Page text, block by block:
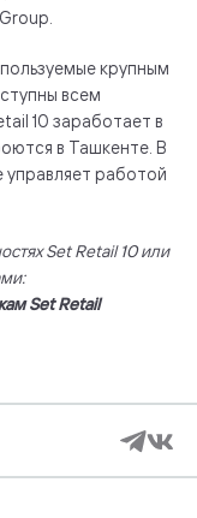
крупным
всем
10 заработает в
в Ташкенте. В
управляет работой
Set Retail 10 или
Set Retail